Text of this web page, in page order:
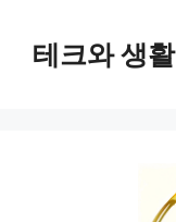
테크와 생활